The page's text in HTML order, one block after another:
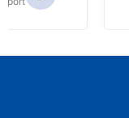
and after
light but it